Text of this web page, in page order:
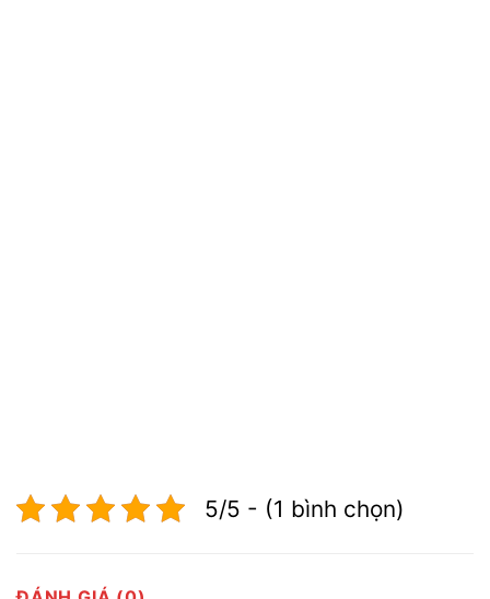
5/5 - (1 bình chọn)